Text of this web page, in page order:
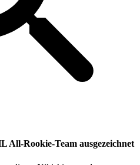
All-Rookie-Team ausgezeichnet